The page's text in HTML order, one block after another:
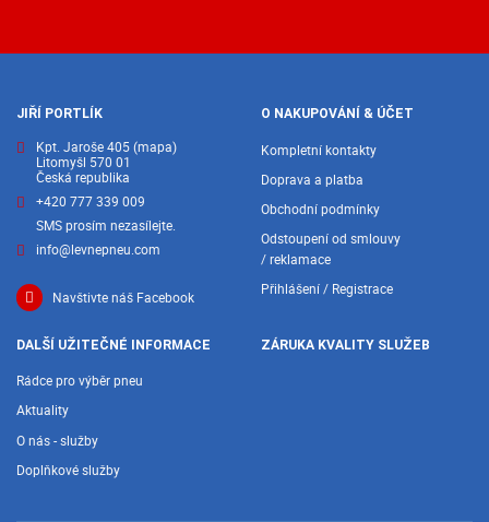
JIŘÍ PORTLÍK
Kpt. Jaroše 405(mapa)
Litomyšl 570 01
Česká republika
+420 777 339 009
SMS prosím nezasílejte.
info@levnepneu.com
Navštivte náš Facebook
O NAKUPOVÁNÍ & ÚČET
Kompletní kontakty
Doprava a platba
Obchodní podmínky
Odstoupení od smlouvy
/ reklamace
Přihlášení / Registrace
DALŠÍ UŽITEČNÉ INFORMACE
Rádce pro výběr pneu
Aktuality
O nás - služby
Doplňkové služby
ZÁRUKA KVALITY SLUŽEB